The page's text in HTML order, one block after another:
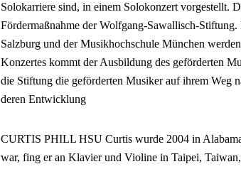
Solokarriere sind, in einem Solokonzert vorgestellt.
Fördermaßnahme der Wolfgang-Sawallisch-
Salzburg und der Musikhochschule München
Konzertes kommt der Ausbildung des geförderten
die Stiftung die geförderten Musiker auf ihrem Weg
deren Entwicklung
CURTIS PHILL HSU Curtis wurde 2004 in
war, fing er an Klavier und Violine in Taipei,